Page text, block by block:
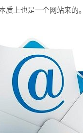
质上也是一个网站来的。